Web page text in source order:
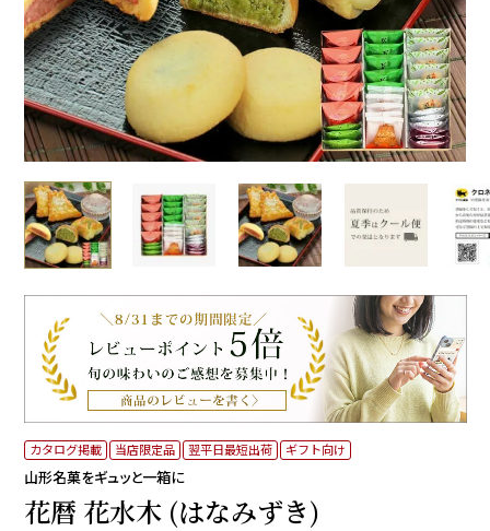
カタログ掲載 当店限定品 翌平日最短出荷 ギフト向け
山形名菓をギュッと一箱に
花暦 花水木 (はなみずき)